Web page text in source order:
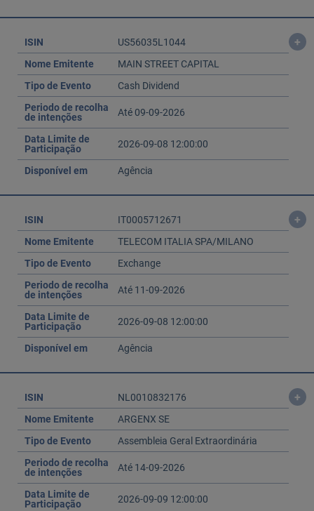
ISIN US56035L1044 +
Nome Emitente
MAIN STREET CAPITAL
Tipo de Evento
Cash Dividend
Periodo de recolha
de intenções
Até 09-09-2026
Data Limite de
Participação
2026-09-08 12:00:00
Disponível em Agência
ISIN IT0005712671 +
Nome Emitente
TELECOM ITALIA SPA/MILANO
Tipo de Evento
Exchange
Periodo de recolha
de intenções
Até 11-09-2026
Data Limite de
Participação
2026-09-08 12:00:00
Disponível em Agência
ISIN NL0010832176 +
Nome Emitente
ARGENX SE
Tipo de Evento
Assembleia Geral Extraordinária
Periodo de recolha
de intenções
Até 14-09-2026
Data Limite de
Participação
2026-09-09 12:00:00